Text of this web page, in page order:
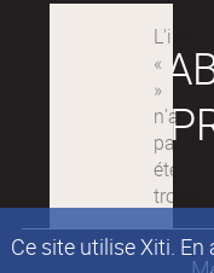
Ce site utilise Xiti.
LES